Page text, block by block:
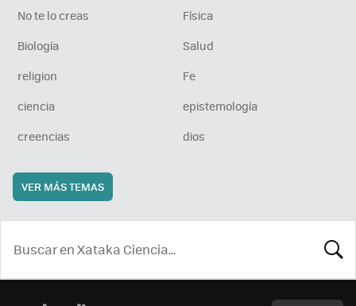
No te lo creas
Física
Biología
Salud
religion
Fe
ciencia
epistemología
creencias
dios
VER MÁS TEMAS